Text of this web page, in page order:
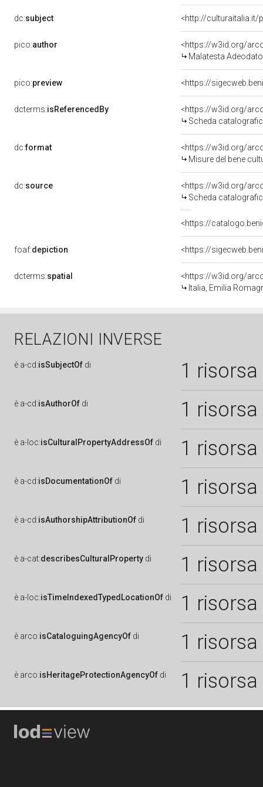
dc:subject <http://culturaitalia.it/
pico:author
<https://w3id.org/
Malatesta
pico:preview <https://
dcterms:isReferencedBy
<https://w3id.org/
Scheda
dc:format
<https://w3id.org/
Misure del bene
dc:source
<https://w3id.org/
Scheda
<https://
foaf:depiction <https://
dcterms:spatial
<https://w3id.org/
Italia, Emilia
RELAZIONI INVERSE
è a-cd:isSubjectOf di 1 risorsa
è a-cd:isAuthorOf di 1 risorsa
è a-loc:isCulturalPropertyAddressOf di 1 risorsa
è a-cd:isDocumentationOf di 1 risorsa
è a-cd:isAuthorshipAttributionOf di 1 risorsa
è a-cat:describesCulturalProperty di 1 risorsa
è a-loc:isTimeIndexedTypedLocationOf di 1 risorsa
è arco:isCataloguingAgencyOf di 1 risorsa
è arco:isHeritageProtectionAgencyOf di 1 risorsa